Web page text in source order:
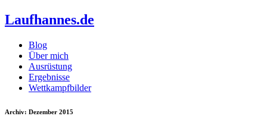
Laufhannes.de
Blog
Über mich
Ausrüstung
Ergebnisse
Wettkampfbilder
Archiv: Dezember 2015